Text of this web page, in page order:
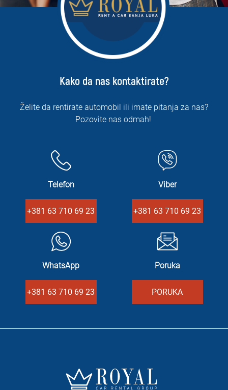
Kako da nas kontaktirate?
Želite da rentirate automobil ili imate pitanja za nas?
Pozovite nas odmah!
Telefon
+381 63 710 69 23
Viber
+381 63 710 69 23
WhatsApp
+381 63 710 69 23
Poruka
PORUKA